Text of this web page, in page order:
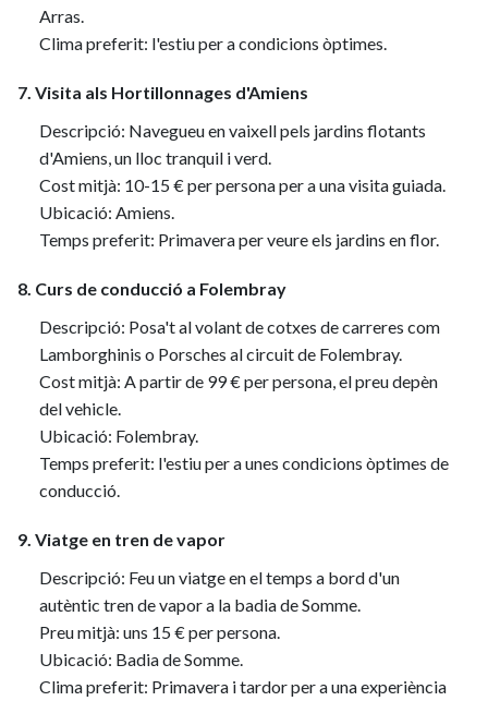
Arras.
Clima preferit: l'estiu per a condicions òptimes.
7. Visita als Hortillonnages d'Amiens
Descripció: Navegueu en vaixell pels jardins flotants
d'Amiens, un lloc tranquil i verd.
Cost mitjà: 10-15 € per persona per a una visita guiada.
Ubicació: Amiens.
Temps preferit: Primavera per veure els jardins en flor.
8. Curs de conducció a Folembray
Descripció: Posa't al volant de cotxes de carreres com
Lamborghinis o Porsches al circuit de Folembray.
Cost mitjà: A partir de 99 € per persona, el preu depèn
del vehicle.
Ubicació: Folembray.
Temps preferit: l'estiu per a unes condicions òptimes de
conducció.
9. Viatge en tren de vapor
Descripció: Feu un viatge en el temps a bord d'un
autèntic tren de vapor a la badia de Somme.
Preu mitjà: uns 15 € per persona.
Ubicació: Badia de Somme.
Clima preferit: Primavera i tardor per a una experiència